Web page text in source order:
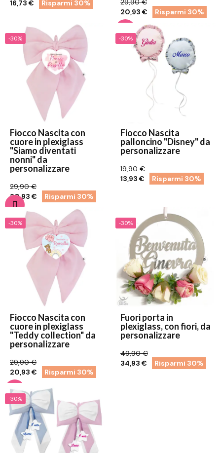
16,73 € Risparmi 30%
29,90 €
20,93 €
Risparmi 30%
-30%
Fiocco Nascita con
cuore in plexiglass
"Siamo diventati
nonni" da
personalizzare
29,90 €
20,93 €
Risparmi 30%
-30%
Fiocco Nascita
palloncino "Disney" da
personalizzare
19,90 €
13,93 €
Risparmi 30%
-30%
Fiocco Nascita con
cuore in plexiglass
"Teddy collection" da
personalizzare
29,90 €
20,93 €
Risparmi 30%
-30%
Fuori porta in
plexiglass, con fiori, da
personalizzare
49,90 €
34,93 €
Risparmi 30%
-30%